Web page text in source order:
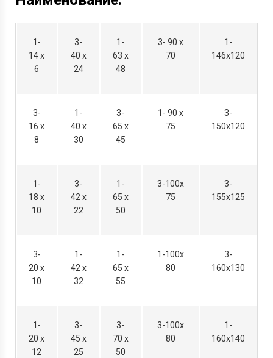
1-
14 х
6
3-
40 х
24
1-
63 х
48
3- 90 х
70
1-
146х120
3-
16 х
8
1-
40 х
30
3-
65 х
45
1- 90 х
75
3-
150х120
1-
18 х
10
3-
42 х
22
1-
65 х
50
3-100х
75
3-
155х125
3-
20 х
10
1-
42 х
32
1-
65 х
55
1-100х
80
3-
160х130
1-
20 х
12
3-
45 х
25
3-
70 х
50
3-100х
80
1-
160х140